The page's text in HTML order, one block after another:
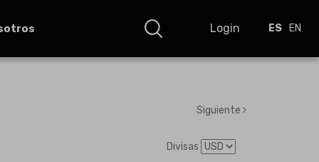
Login ES EN
Siguiente
Divisas